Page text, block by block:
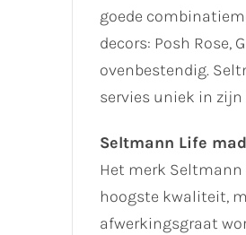
goede
decors: Posh Rose,
ovenbestendig.
servies uniek in zijn
Seltmann Life
Het merk
hoogste kwaliteit,
afwerkingsgraat